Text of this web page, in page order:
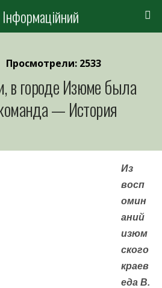
Просмотрели: 2533
в городе Изюме была
— История
Из
восп
омин
аний
изюм
ского
краев
еда В.